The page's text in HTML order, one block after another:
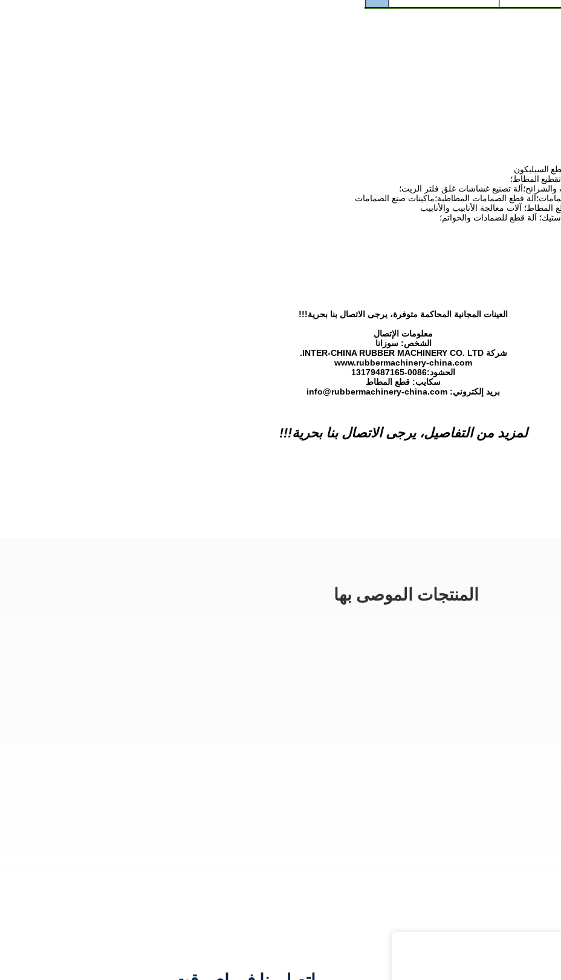
تقطيع المطاط؛
تصنيع غشاشات غلق فلتر الزيت؛
قطع الصمامات المطاطية؛ماكينات صنع الصمامات
آلات معالجة الأنابيب والأنابيب
آلة قطع للضمادات والخواتم؛
العينات المجانية المحاكمة متوفرة، يرجى الاتصال بنا بحرية!!!
معلومات الإتصال
الشخص: سوزانا
شركة INTER-CHINA RUBBER MACHINERY CO. LTD.
www.rubbermachinery-china.com
الحشود:
0086-13179487165
سكايب: قطع المطاط
بريد إلكتروني: info@rubbermachinery-china.com
لمزيد من التفاصيل، يرجى الاتصال بنا بحرية!!!
المنتجات الموصى بها